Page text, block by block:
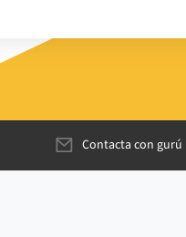
Contacta con gurú